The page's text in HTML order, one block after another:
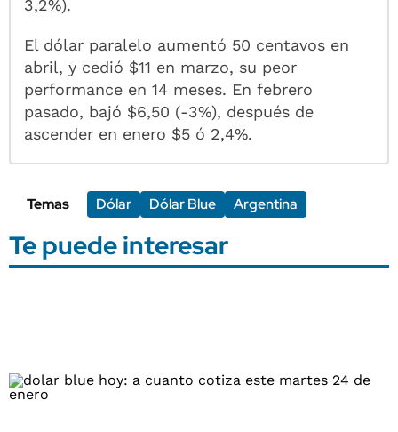
3,2%).
El dólar paralelo aumentó 50 centavos en
abril, y cedió $11 en marzo, su peor
performance en 14 meses. En febrero
pasado, bajó $6,50 (-3%), después de
ascender en enero $5 ó 2,4%.
Temas Dólar Dólar Blue Argentina
Te puede interesar